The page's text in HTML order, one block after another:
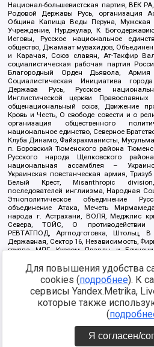
Национал-большевистская партия, ВЕК
Родовой Державы Русь, организация
Община Капища Веды Перуна, Мужская
Учреждение, Нурджулар, К
Иеговы, Русское национальное
общество, Джамаат мувахидов,
и Карачая, Союз славян, Ат-Такфир
социалистическая рабочая партия
Благородный Орден Дьявола,
Социалистическая Инициатива
Держава Русь, Русское
Инглистической церкви Православных
общенациональный союз, Движение
Кровь и Честь, О свободе совести и о
организация общественного
национальное единство, Северное
Клуба Динамо, Файзрахманисты,
п. Боровский Тюменского района
Русского народа Щелковского
национальная ассамблея –
Украинская повстанческая армия,
Белый Крест, Misanthropic
последователей инглиизма, Народная
Этнополитическое объединение
объединение Атака, Мечеть
народа г. Астрахани, ВОЛЯ, Меджлис
Севера, ТОЙС, О противодействии
РЕВТАТПОД, Артподготовка, Штольц,
Державная, Сектор 16, Независимость,
группа МПГ, Курсом Правды и
Благотворительный пансионат Ак
Арестантское уголовное единство,
Дафа, Иртыш Ultras, Русский
Сибирский державный союз, Фонд борьбы
граждан, Штабы Навального, Совет
https://minjust.gov.ru/ru/
Для повышения удобства
cookies (подробнее). К
сервисы Yandex.Metrika,
которые также
(
Я согласен/